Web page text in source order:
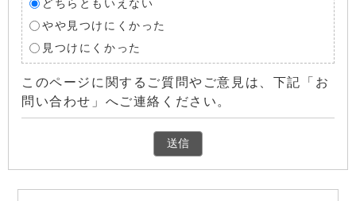
どちらともいえない
やや見つけにくかった
見つけにくかった
このページに関するご質問やご意見は、下記「お
問い合わせ」へご連絡ください。